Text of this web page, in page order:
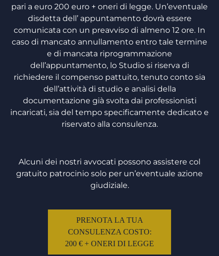
pari a euro 200 euro + oneri di legge. Un’eventuale
disdetta dell’ appuntamento dovrà essere
comunicata con un preavviso di almeno 12 ore. In
caso di mancato annullamento entro tale termine
e di mancata riprogrammazione
dell’appuntamento, lo Studio si riserva di
richiedere il compenso pattuito, tenuto conto sia
dell’attività di studio e analisi della
documentazione già svolta dai professionisti
incaricati, sia del tempo specificamente dedicato e
riservato alla consulenza.
Alcuni dei nostri avvocati possono assistere col
gratuito patrocinio solo per un’eventuale azione
giudiziale.
PRENOTA LA TUA
CONSULENZA COSTO:
200 € + ONERI DI LEGGE